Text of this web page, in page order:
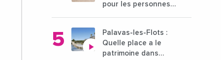
pour les personnes
Palavas-les-Flots :
Quelle place a le
patrimoine dans